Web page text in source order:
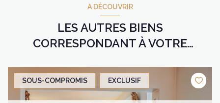
A DÉCOUVRIR
LES AUTRES BIENS
CORRESPONDANT À VOTRE
SOUS-COMPROMIS EXCLUSIF